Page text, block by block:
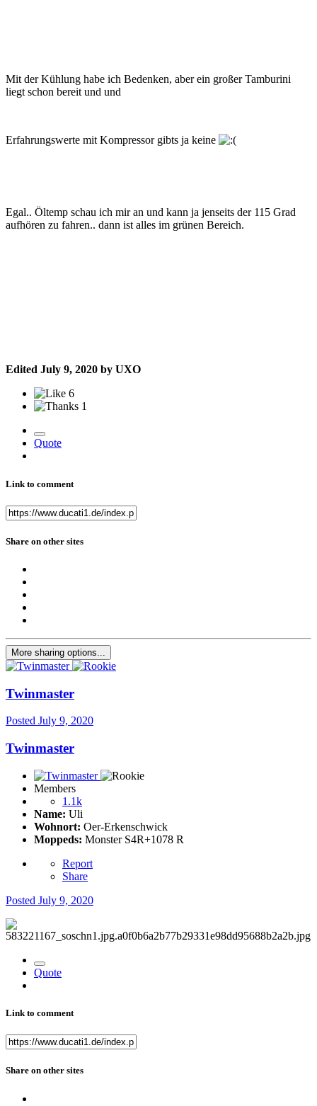
Mit der Kühlung habe ich Bedenken, aber ein großer Tamburini
liegt schon bereit und und
Erfahrungswerte mit Kompressor gibts ja keine
Egal.. Öltemp schau ich mir an und kann ja jenseits der 115 Grad
aufhören zu fahren.. dann ist alles im grünen Bereich.
Edited July 9, 2020 by UXO
6
1
Quote
Link to comment
Share on other sites
More sharing options...
Twinmaster
Posted July 9, 2020
Twinmaster
Members
1.1k
Name: Uli
Wohnort: Oer-Erkenschwick
Moppeds: Monster S4R+1078 R
Report
Share
Posted July 9, 2020
Quote
Link to comment
Share on other sites